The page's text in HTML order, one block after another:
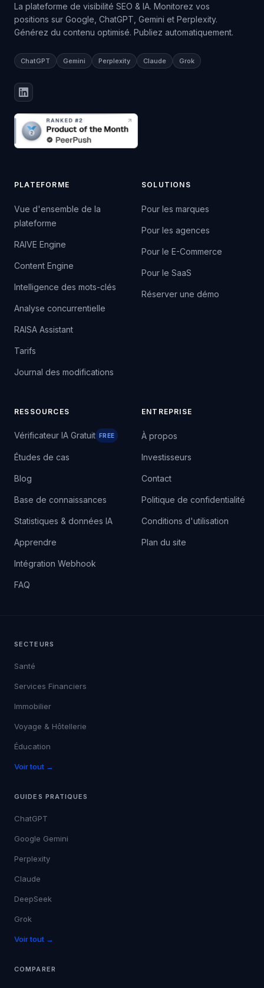
La plateforme de visibilité SEO & IA. Monitorez vos
positions sur Google, ChatGPT, Gemini et Perplexity.
Générez du contenu optimisé. Publiez automatiquement.
ChatGPT Gemini Perplexity Claude Grok
PLATEFORME
Vue d'ensemble de la
plateforme
RAIVE Engine
Content Engine
Intelligence des mots-clés
Analyse concurrentielle
RAISA Assistant
Tarifs
Journal des modifications
SOLUTIONS
Pour les marques
Pour les agences
Pour le E-Commerce
Pour le SaaS
Réserver une démo
RESSOURCES
Vérificateur IA Gratuit FREE
Études de cas
Blog
Base de connaissances
Statistiques & données IA
Apprendre
Intégration Webhook
FAQ
ENTREPRISE
À propos
Investisseurs
Contact
Politique de confidentialité
Conditions d'utilisation
Plan du site
SECTEURS
Santé
Services Financiers
Immobilier
Voyage & Hôtellerie
Éducation
Voir tout →
GUIDES PRATIQUES
ChatGPT
Google Gemini
Perplexity
Claude
DeepSeek
Grok
Voir tout →
COMPARER